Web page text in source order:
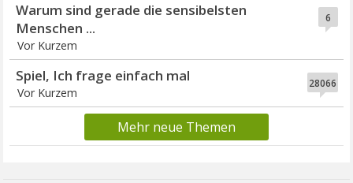
6
Warum sind gerade die sensibelsten
Menschen ...
Vor Kurzem
28066
Spiel, Ich frage einfach mal
Vor Kurzem
Mehr neue Themen